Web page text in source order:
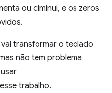
ou diminui, e os zeros
vai transformar o teclado
não tem problema
trabalho.